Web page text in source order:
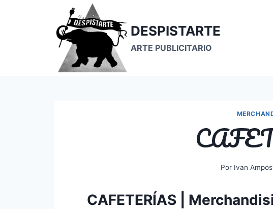
DESPISTARTE
ARTE PUBLICITARIO
Por Ivan
CAFETERÍAS |